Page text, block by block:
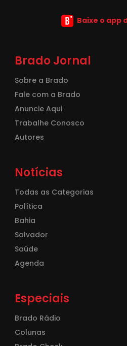
Baixe o app
Brado Jornal
Sobre a Brado
Fale com a Brado
Anuncie Aqui
Trabalhe Conosco
Autores
Notícias
Todas as Categorias
Política
Bahia
Salvador
Saúde
Agenda
Especiais
Brado Rádio
Colunas